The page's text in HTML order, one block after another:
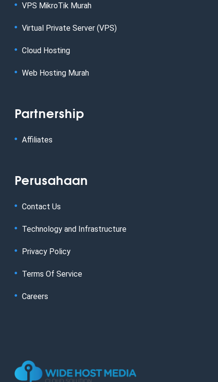
VPS MikroTik Murah
Virtual Private Server (VPS)
Cloud Hosting
Web Hosting Murah
Partnership
Affiliates
Perusahaan
Contact Us
Technology and Infrastructure
Privacy Policy
Terms Of Service
Careers